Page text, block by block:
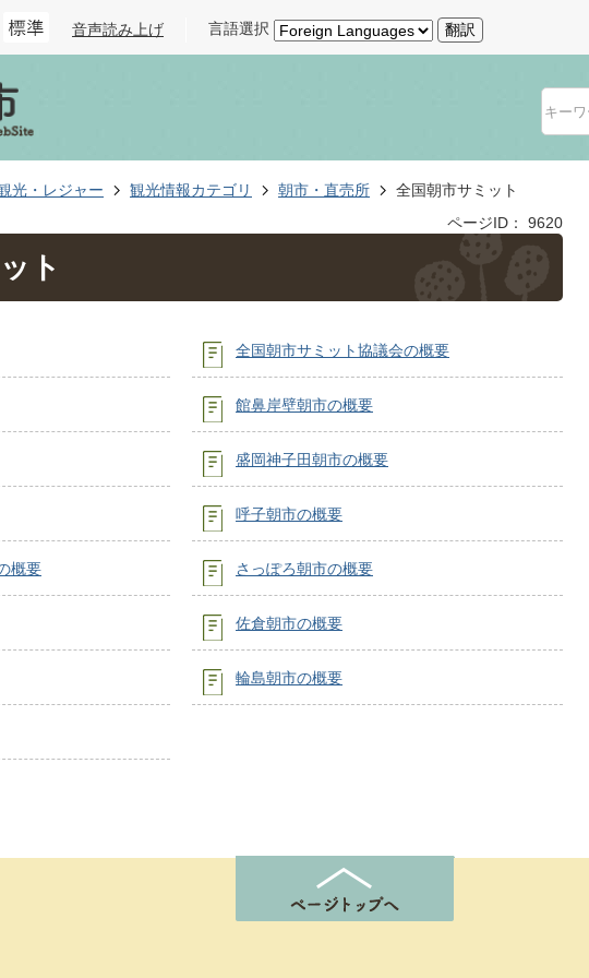
音声読み上げ 言語選択 翻訳
光・レジャー 観光情報カテゴリ 朝市・直売所
全国朝市サミット
ページID：
9620
ト
全国朝市サミット協議会の概要
館鼻岸壁朝市の概要
盛岡神子田朝市の概要
呼子朝市の概要
概要 さっぽろ朝市の概要
佐倉朝市の概要
輪島朝市の概要